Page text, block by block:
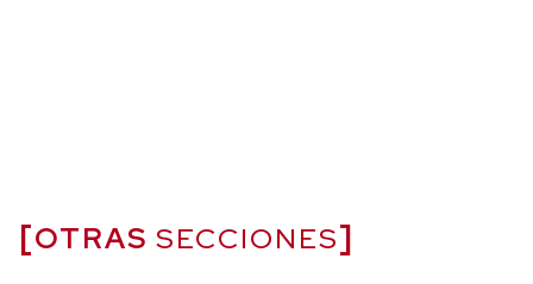
OTRAS SECCIONES